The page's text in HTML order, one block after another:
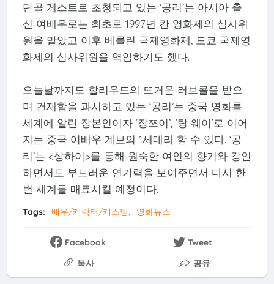
단골 게스트로 초청되고 있는 ‘공리’는 아시아 출
신 여배우로는 최초로 1997년 칸 영화제의 심사위
원을 맡았고 이후 베를린 국제영화제, 도쿄 국제영
화제의 심사위원을 역임하기도 했다.
오늘날까지도 할리우드의 뜨거운 러브콜을 받으
며 건재함을 과시하고 있는 ‘공리’는 중국 영화를
세계에 알린 장본인이자 ‘장쯔이’, ‘탕 웨이’로 이어
지는 중국 여배우 계보의 1세대라 할 수 있다. ‘공
리’는 <상하이>를 통해 원숙한 여인의 향기와 강인
하면서도 부드러운 연기력을 보여주면서 다시 한
번 세계를 매료시킬 예정이다.
Tags: 배우/캐릭터/캐스팅 영화뉴스
Facebook
Tweet
복사
공유